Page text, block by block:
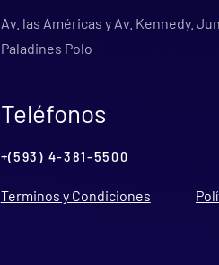
Av. las Américas y Av. Kennedy.
Paladines Polo
Teléfonos
+(593) 4-381-5500
Terminos y Condiciones